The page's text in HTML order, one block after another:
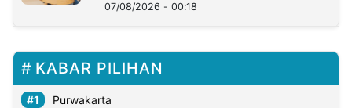
07/08/2026 - 00:18
KABAR PILIHAN
Purwakarta